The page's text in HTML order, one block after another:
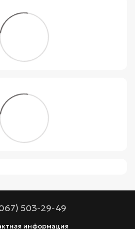
503-29-49
информация